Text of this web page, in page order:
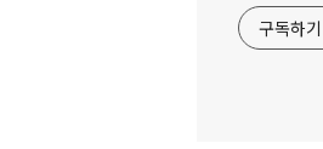
구독하기